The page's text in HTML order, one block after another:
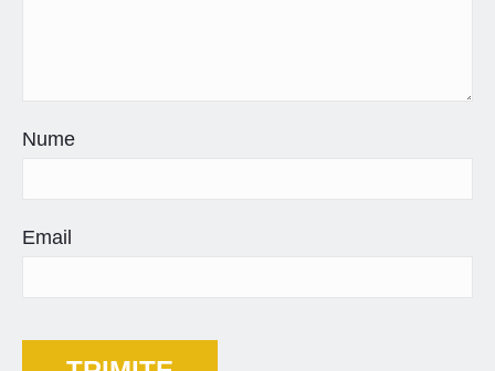
Nume
Email